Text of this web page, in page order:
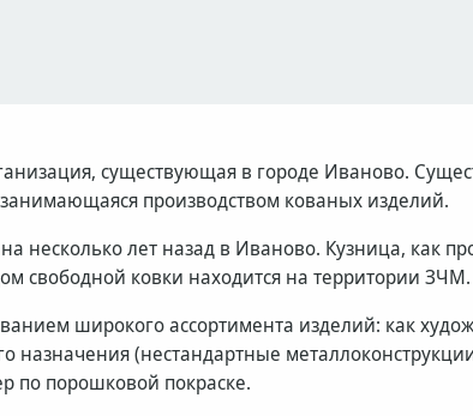
существующая в городе Иваново.
производством кованых изделий.
несколько лет назад в Иваново. Кузница, как
свободной ковки находится на территории ЗЧМ.
широкого ассортимента изделий: как
назначения (нестандартные
по порошковой покраске.